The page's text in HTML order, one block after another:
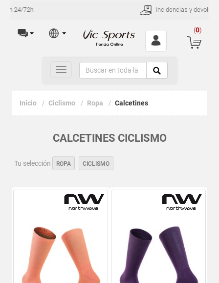
Incidencias y devoluciones en 30 días
(0)
Toggle
navigation
Inicio Ciclismo Ropa Calcetines
CALCETINES CICLISMO
Tu selección ROPA CICLISMO